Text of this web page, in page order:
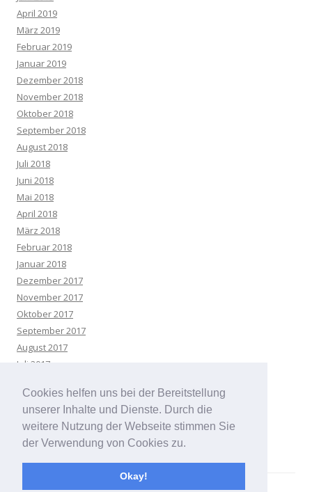
Cookies helfen uns bei der Bereitstellung
unserer Inhalte und Dienste. Durch die
weitere Nutzung der Webseite stimmen Sie
der Verwendung von Cookies zu.
Okay!
April 2019
März 2019
Februar 2019
Januar 2019
Dezember 2018
November 2018
Oktober 2018
September 2018
August 2018
Juli 2018
Juni 2018
Mai 2018
April 2018
März 2018
Februar 2018
Januar 2018
Dezember 2017
November 2017
Oktober 2017
September 2017
August 2017
Juli 2017
April 2017
März 2017